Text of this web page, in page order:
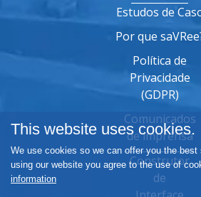
Estudos de
Por que
Política de
Privacidade
(GDPR)
Comunicados
de imprensa
Construtor
de
This website uses cookies.
We use cookies so we can offer you the
using our website you agree to the use of
information